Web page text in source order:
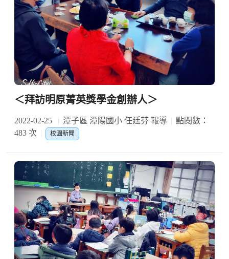
＜拜訪明原菁英獎學金創辦人＞
2022-02-25 潭子區 潭陽國小 任廷芬 報導
點閱數：
483 次
校園新聞